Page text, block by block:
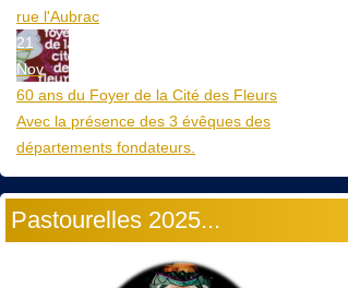
rue l'Aubrac
21
Nov
60 ans du Foyer de la Cité des Fleurs
Avec la présence des 3 évêques des
départements fondateurs.
Pastourelles 2025...